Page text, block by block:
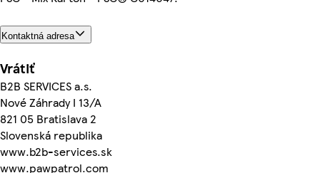
Kontaktná adresa
Vrátiť
B2B SERVICES a.s.
Nové Záhrady I 13/A
821 05 Bratislava 2
Slovenská republika
www.b2b-services.sk
www.pawpatrol.com